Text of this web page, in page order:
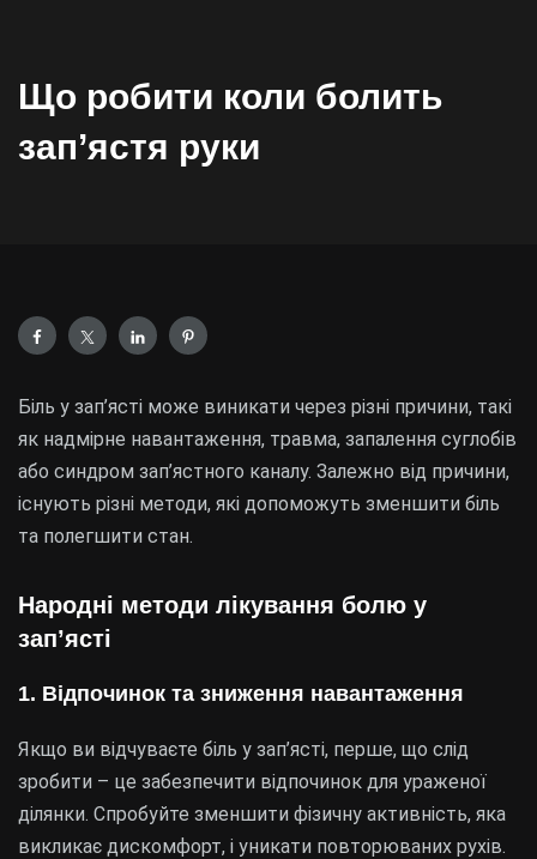
Що робити коли болить
зап’ястя руки
Біль у зап’ясті може виникати через різні причини, такі
як надмірне навантаження, травма, запалення суглобів
або синдром зап’ястного каналу. Залежно від причини,
існують різні методи, які допоможуть зменшити біль
та полегшити стан.
Народні методи лікування болю у
зап’ясті
1. Відпочинок та зниження навантаження
Якщо ви відчуваєте біль у зап’ясті, перше, що слід
зробити – це забезпечити відпочинок для ураженої
ділянки. Спробуйте зменшити фізичну активність, яка
викликає дискомфорт, і уникати повторюваних рухів.